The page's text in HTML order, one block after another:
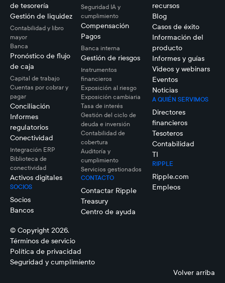
de tesorería
Gestión de liquidez
Contabilidad y libro
mayor
Banca
Pronóstico de flujo
de caja
Capital de trabajo
Cuentas por cobrar y
pagar
Conciliación
Informes
regulatorios
Conectividad
Integración ERP
Biblioteca de
conectividad
Activos digitales
SOCIOS
Socios
Bancos
Seguridad IA y
cumplimiento
Compensación
Pagos
Banca interna
Gestión de riesgos
Instrumentos
financieros
Exposición al riesgo
Exposición cambiaria
Tasa de interés
Gestión del ciclo de
deuda e inversión
Contabilidad de
cobertura
Auditoría y
cumplimiento
Servicios gestionados
CONTACTO
Contactar Ripple
Treasury
Centro de ayuda
recursos
Blog
Casos de éxito
Información del
producto
Informes y guías
Videos y webinars
Eventos
Noticias
A QUIÉN SERVIMOS
Directores
financieros
Tesoteros
Contabilidad
TI
RIPPLE
Ripple.com
Empleos
© Copyright 2026.
Términos de servicio
Política de privacidad
Seguridad y cumplimiento
Volver arriba